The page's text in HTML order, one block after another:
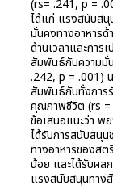
(rs= .241, p =
ได้แก่ แรงสนับสนุ
มั่นคงทางอาหาร
ด้านเวลาและการ
สัมพันธ์กับความมั่
.242, p = .001)
สัมพันธ์กับทั้งการ
คุณภาพชีวิต (rs =
ข้อเสนอแนะว่า พ
ได้รับการสนับสนุ
ทางอาหารของสต
น้อย และได้รับผล
แรงสนับสนุนทาง